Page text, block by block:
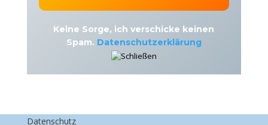
Keine Sorge, ich verschicke keinen
Spam. Datenschutzerklärung
Datenschutz